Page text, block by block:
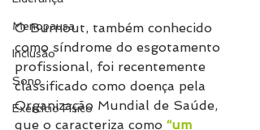
Menopausa
Inclusão
Sono
Exercício Físico
O Burnout, também conhecido
como síndrome do esgotamento
profissional, foi recentemente
classificado como doença pela
Organização Mundial de Saúde,
que o caracteriza como “um